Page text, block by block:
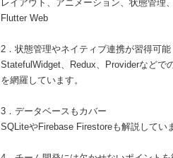
レイアウト、アニメーション、状態管理
Flutter Web
2．状態管理やネイティブ連携が習得可能
StatefulWidget、Redux、Providerなどで
を網羅しています。
3．データベースもカバー
SQLiteやFirebase Firestoreも解説して